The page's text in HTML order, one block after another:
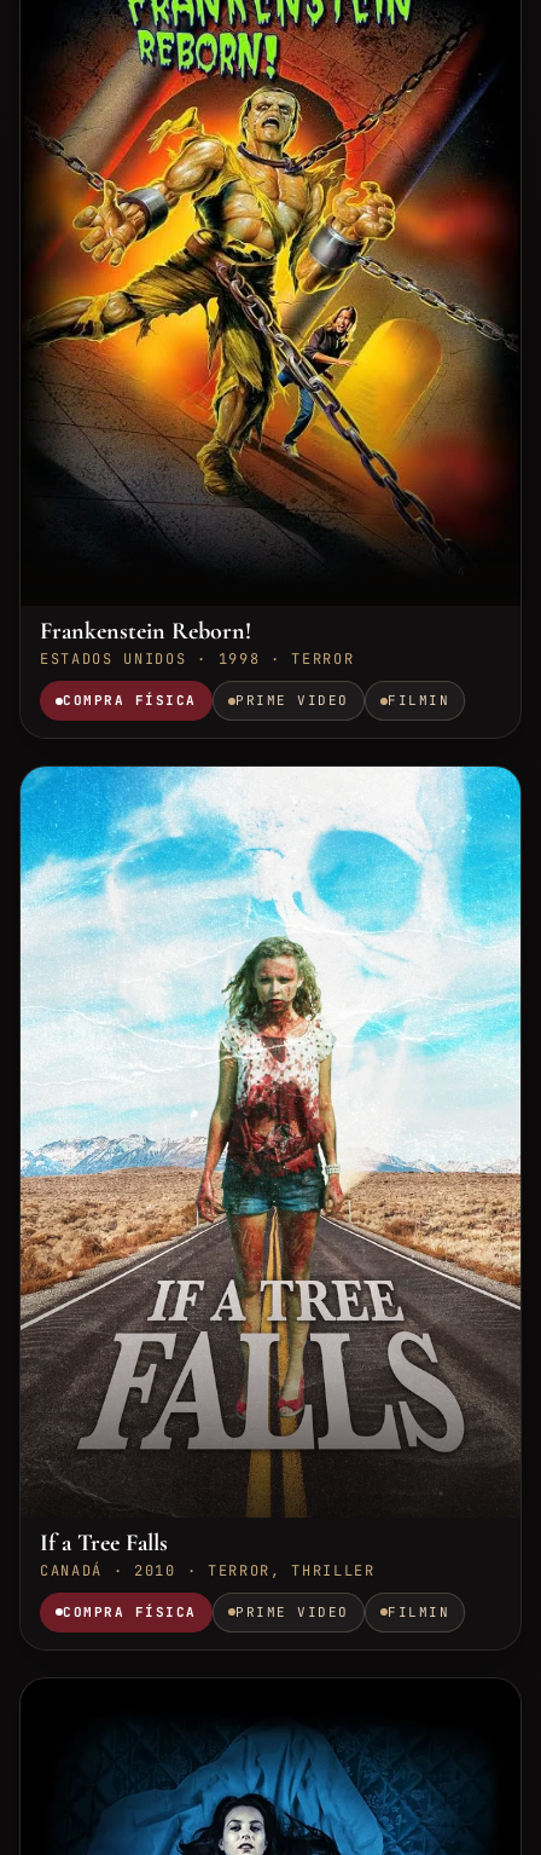
Frankenstein Reborn!
ESTADOS UNIDOS · 1998 · TERROR
COMPRA FÍSICA PRIME VIDEO FILMIN
If a Tree Falls
CANADÁ · 2010 · TERROR, THRILLER
COMPRA FÍSICA PRIME VIDEO FILMIN